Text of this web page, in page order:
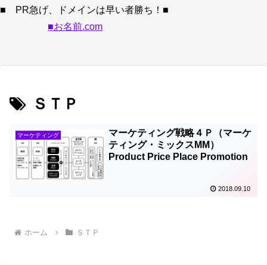
■ PR急げ、ドメインは早い者勝ち！■
■お名前.com
ＳＴＰ
マーケティング
マーケティング戦略４Ｐ（マーケ
ティング・ミックスMM）
Product Price Place Promotion
2018.09.10
ホーム ＳＴＰ